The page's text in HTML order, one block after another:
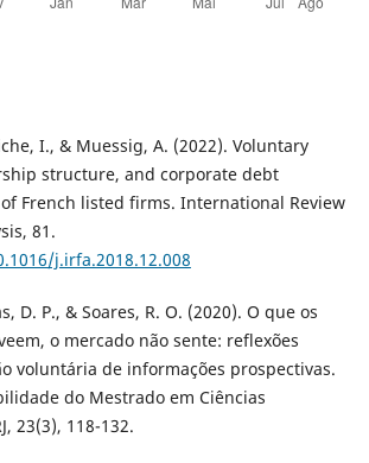
I., & Muessig, A. (2022). Voluntary
structure, and corporate debt
French listed firms. International Review
81.
j.irfa.2018.12.008
D. P., & Soares, R. O. (2020). O que os
o mercado não sente: reflexões
voluntária de informações prospectivas.
do Mestrado em Ciências
23(3), 118-132.